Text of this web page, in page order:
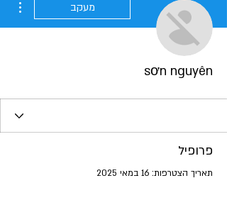
מעקב
sơn nguyên
פרופיל
תאריך הצטרפות: 16 במאי 2025